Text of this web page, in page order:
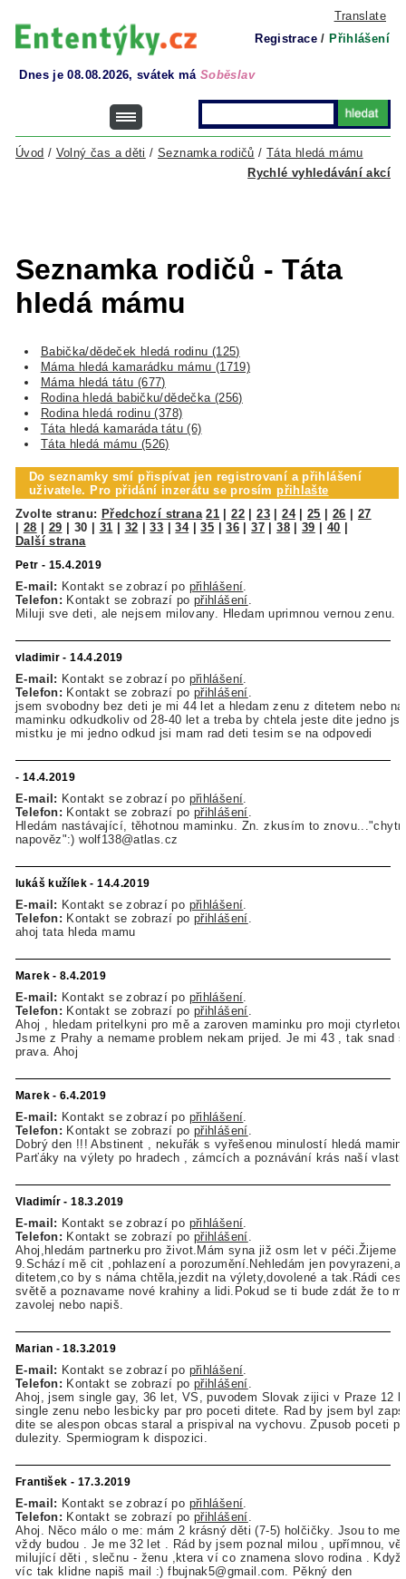
Translate
Registrace / Přihlášení
Dnes je 08.08.2026, svátek má Soběslav
Rychlé vyhledávání akcí
Úvod / Volný čas a děti /Seznamka rodičů / Táta hledá mámu
Seznamka rodičů - Táta
hledá mámu
Babička/dědeček hledá rodinu (125)
Máma hledá kamarádku mámu (1719)
Máma hledá tátu (677)
Rodina hledá babičku/dědečka (256)
Rodina hledá rodinu (378)
Táta hledá kamaráda tátu (6)
Táta hledá mámu (526)
Do seznamky smí přispívat jen registrovaní a přihlášení
uživatele. Pro přidání inzerátu se prosímpřihlašte
Zvolte stranu: Předchozí strana 21 |22 |23|24|25 26
27
28 29 30 31 32 |33 |34|35 |36 |37 |38|39 |40
Další strana
Petr - 15.4.2019
E-mail: Kontakt se zobrazí po přihlášení
Telefon: Kontakt se zobrazí po přihlášení
Miluji sve deti, ale nejsem milovany. Hledam uprimnou vernou zenu.
vladimir - 14.4.2019
E-mail: Kontakt se zobrazí po přihlášení
Telefon: Kontakt se zobrazí po přihlášení
jsem svobodny bez deti je mi 44 let a hledam zenu z ditetem nebo
maminku odkudkoliv od 28-40 let a treba by chtela jeste dite jedno
mistku je mi jedno odkud jsi mam rad deti tesim se na odpovedi
- 14.4.2019
E-mail: Kontakt se zobrazí po přihlášení
Telefon: Kontakt se zobrazí po přihlášení
Hledám nastávající, těhotnou maminku. Zn. zkusím to
napověz":) wolf138@atlas.cz
lukáš kužílek - 14.4.2019
E-mail: Kontakt se zobrazí po přihlášení
Telefon: Kontakt se zobrazí po přihlášení
ahoj tata hleda mamu
Marek - 8.4.2019
E-mail: Kontakt se zobrazí po přihlášení
Telefon: Kontakt se zobrazí po přihlášení
Ahoj , hledam pritelkyni pro mě a zaroven maminku pro moji
Jsme z Prahy a nemame problem nekam prijed. Je mi 43 , tak snad
prava. Ahoj
Marek - 6.4.2019
E-mail: Kontakt se zobrazí po přihlášení
Telefon: Kontakt se zobrazí po přihlášení
Dobrý den !!! Abstinent , nekuřák s vyřešenou minulostí hledá
Parťáky na výlety po hradech , zámcích a poznávání krás naší vlasti
Vladimír - 18.3.2019
E-mail: Kontakt se zobrazí po přihlášení
Telefon: Kontakt se zobrazí po přihlášení
Ahoj,hledám partnerku pro život.Mám syna již osm let v péči.Žijeme
9.Schází mě cit ,pohlazení a porozumění.Nehledám jen
ditetem,co by s náma chtěla,jezdit na výlety,dovolené a tak.Rádi
světě a poznavame nové krahiny a lidi.Pokud se ti bude zdát že to
zavolej nebo napiš.
Marian - 18.3.2019
E-mail: Kontakt se zobrazí po přihlášení
Telefon: Kontakt se zobrazí po přihlášení
Ahoj, jsem single gay, 36 let, VS, puvodem Slovak zijici v Praze 12
single zenu nebo lesbicky par pro poceti ditete. Rad by jsem byl
dite se alespon obcas staral a prispival na vychovu. Zpusob poceti
dulezity. Spermiogram k dispozici.
František - 17.3.2019
E-mail: Kontakt se zobrazí po přihlášení
Telefon: Kontakt se zobrazí po přihlášení
Ahoj. Něco málo o me: mám 2 krásný děti (7-5) holčičky. Jsou to me
vždy budou . Je me 32 let . Rád by jsem poznal milou , upřímnou,
milující děti , slečnu - ženu ,ktera ví co znamena slovo rodina .
víc tak klidne napiš mail :) fbujnak5@gmail.com. Pěkný den